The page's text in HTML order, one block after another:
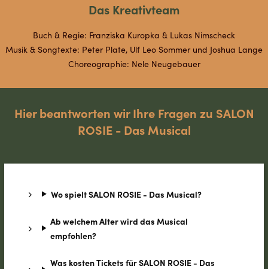
Das Kreativteam
Buch & Regie: Franziska Kuropka & Lukas Nimscheck
Musik & Songtexte: Peter Plate, Ulf Leo Sommer und Joshua Lange
Choreographie: Nele Neugebauer
Hier beantworten wir Ihre Fragen zu SALON
ROSIE - Das Musical
Wo spielt SALON ROSIE - Das Musical?
Ab welchem Alter wird das Musical
empfohlen?
Was kosten Tickets für SALON ROSIE - Das